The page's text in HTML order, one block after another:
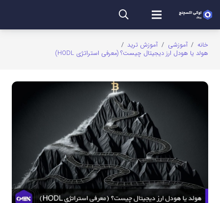
خانه / آموزشی / آموزش ترید /
هولد یا هودل ارز دیجیتال چیست؟ (معرفی استراتژی HODL)